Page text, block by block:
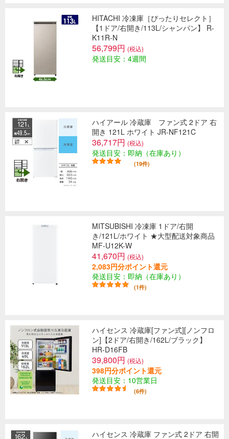
HITACHI 冷凍庫［ぴったりセレクト］
【1ドア/右開き/113L/シャンパン】 R-
K11R-N
56,799円 (税込)
発送目安：4週間
ハイアール 冷蔵庫 ファン式 2ドア 右
開き 121L ホワイト JR-NF121C
36,717円 (税込)
発送目安：即納（在庫あり）
(19件)
MITSUBISHI 冷凍庫 1ドア/右開
き/121L/ホワイト ★大型配送対象商品
MF-U12K-W
41,670円 (税込)
2,083円分ポイント還元
発送目安：即納（在庫あり）
(1件)
ハイセンス 冷蔵庫[ファン式][ノンフロ
ン]【2ドア/右開き/162L/ブラック】
HR-D16FB
39,800円 (税込)
398円分ポイント還元
発送目安：10営業日
(6件)
ハイセンス 冷蔵庫 ファン式 2ドア 右開